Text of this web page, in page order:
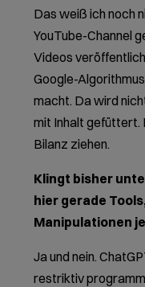
Das weiß ich noch
YouTube-Channel
Videos
Google-
macht. Da wird
mit Inhalt gefüttert.
Bilanz ziehen.
Klingt bisher
hier gerade
Manipulationen
Ja und nein.
restriktiv